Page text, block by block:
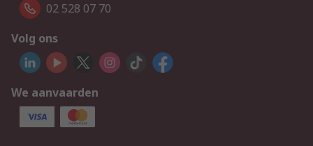
02 528 07 70
Volg ons
We aanvaarden